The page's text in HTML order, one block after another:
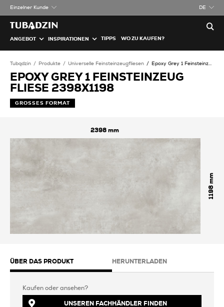
Einzelner Kunde DE
ANGEBOT INSPIRATIONEN TIPPS WO ZU KAUFEN?
Tubądzin Produkte Universelle Feinsteinzeugfliesen Epoxy Grey 1 Feinsteinzeug Fliese
EPOXY GREY 1 FEINSTEINZEUG
FLIESE 2398X1198
GROSSES FORMAT
2398
1198
ÜBER DAS PRODUKT HERUNTERLADEN
Kaufen oder ansehen?
UNSEREN FACHHÄNDLER FINDEN